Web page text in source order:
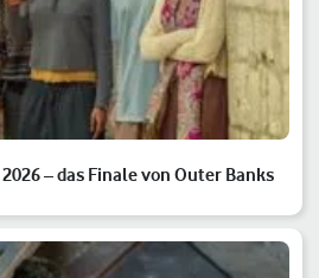
– das Finale von Outer Banks